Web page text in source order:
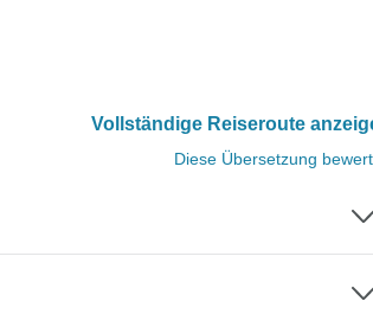
Vollständige Reiseroute
Diese Übersetzung